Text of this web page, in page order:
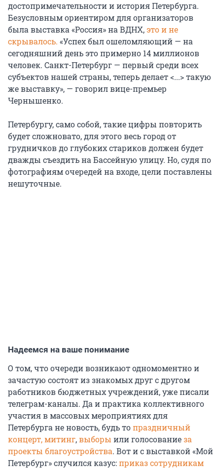
достопримечательности и история Петербурга.
Безусловным ориентиром для организаторов
была выставка «Россия» на ВДНХ,это и не
скрывалось. «Успех был ошеломляющий — на
сегодняшний день это примерно 14 миллионов
человек. Санкт-Петербург — первый среди всех
субъектов нашей страны, теперь делает <...> такую
же выставку», — говорил вице-премьер
Чернышенко.
Петербургу, само собой, такие цифры повторить
будет сложновато, для этого весь город от
грудничков до глубоких стариков должен будет
дважды съездить на Бассейную улицу. Но, судя по
фотографиям очередей на входе, цели поставлены
нешуточные.
Надеемся на ваше понимание
О том, что очереди возникают одномоментно и
зачастую состоят из знакомых друг с другом
работников бюджетных учреждений, уже писали
телеграм-каналы. Да и практика коллективного
участия в массовых мероприятиях для
Петербурга не новость, будь топраздничный
концерт,митинг,выборы или голосованиеза
проекты благоустройства. Вот и с выставкой «Мой
Петербург» случился казус:приказ сотрудникам